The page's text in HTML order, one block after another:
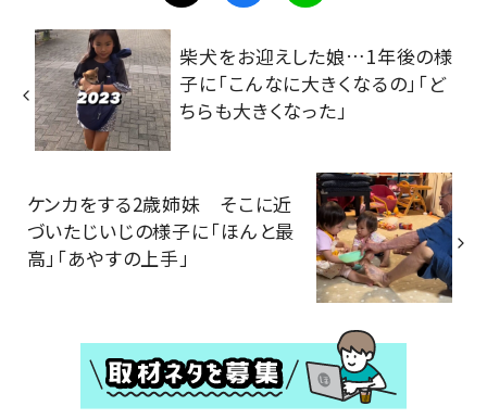
柴犬をお迎えした娘…1年後の様
子に「こんなに大きくなるの」「ど
ちらも大きくなった」
ケンカをする2歳姉妹 そこに近
づいたじいじの様子に「ほんと最
高」「あやすの上手」